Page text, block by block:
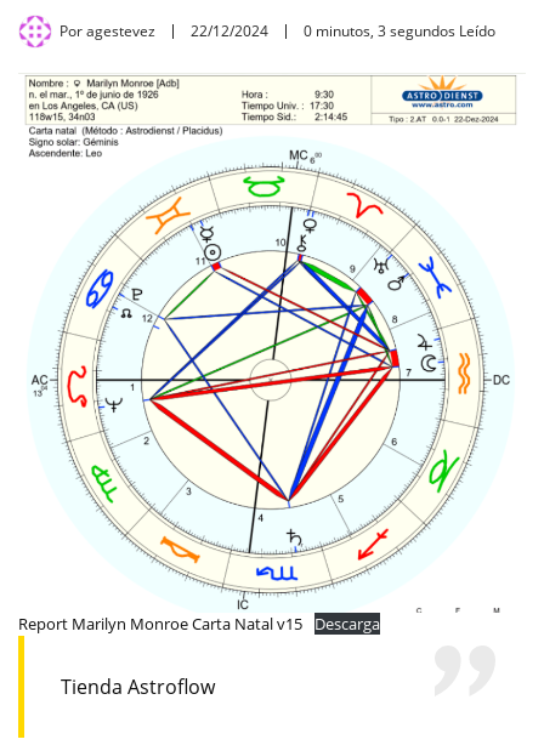
Poragestevez 22/12/2024 0 minutos, 3 segundos Leído
Report Marilyn Monroe Carta Natal v15 Descarga
Tienda Astroflow